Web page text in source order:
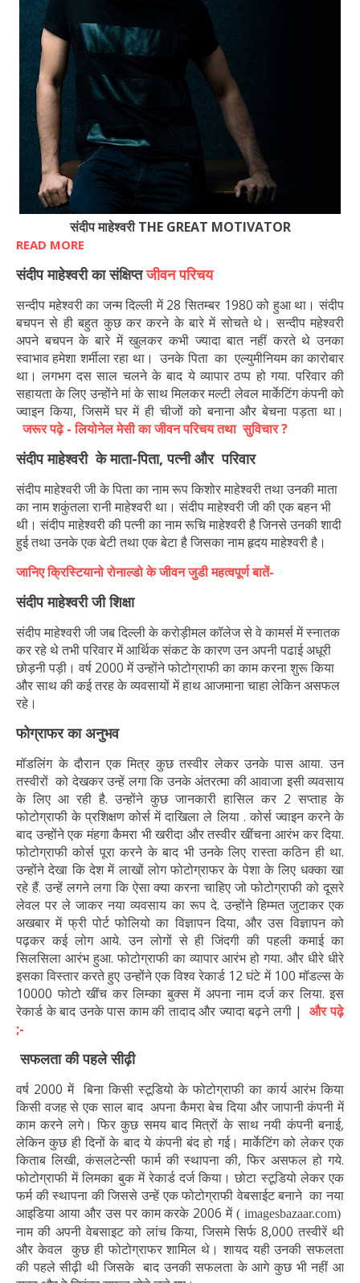
संदीप माहेश्वरी THE GREAT MOTIVATOR
READ MORE
संदीप माहेश्वरी का संक्षिप्तजीवन परिचय
सन्दीप महेश्वरी का जन्म दिल्ली में 28 सितम्बर 1980 को हुआ था। संदीप
बचपन से ही बहुत कुछ कर करने के बारे में सोचते थे। सन्दीप महेश्वरी
अपने बचपन के बारे में खुलकर कभी ज्यादा बात नहीं करते थे उनका
स्वाभाव हमेशा शर्मीला रहा था। उनके पिता का एल्युमीनियम का कारोबार
था। लगभग दस साल चलने के बाद ये व्यापार ठप्प हो गया. परिवार की
सहायता के लिए उन्होंने मां के साथ मिलकर मल्टी लेवल मार्केटिंग कंपनी को
ज्वाइन किया, जिसमें घर में ही चीजों को बनाना और बेचना पड़ता था।
जरूर पढ़े -लियोनेल मेसी का जीवन परिचय तथा सुविचार ?
संदीप माहेश्वरी के माता-पिता, पत्नी और परिवार
संदीप माहेश्वरी जी के पिता का नाम रूप किशोर माहेश्वरी तथा उनकी माता
का नाम शकुंतला रानी माहेश्वरी था। संदीप माहेश्वरी जी की एक बहन भी
थी। संदीप माहेश्वरी की पत्नी का नाम रूचि माहेश्वरी है जिनसे उनकी शादी
हुई तथा उनके एक बेटी तथा एक बेटा है जिसका नाम हृदय माहेश्वरी है।
जानिए क्रिस्टियानो रोनाल्डो के जीवन जुडी महत्वपूर्ण बातें-
संदीप माहेश्वरी जी शिक्षा
संदीप माहेश्वरी जी जब दिल्ली के करोड़ीमल कॉलेज से वे कामर्स में स्नातक
कर रहे थे तभी परिवार में आर्थिक संकट के कारण उन अपनी पढाई अधूरी
छोड़नी पड़ी। वर्ष 2000 में उन्होंने फोटोग्राफी का काम करना शुरू किया
और साथ की कई तरह के व्यवसायों में हाथ आजमाना चाहा लेकिन असफल
रहे।
फोग्राफर का अनुभव
मॉडलिंग के दौरान एक मित्र कुछ तस्वीर लेकर उनके पास आया. उन
तस्वीरों को देखकर उन्हें लगा कि उनके अंतरत्मा की आवाजा इसी व्यवसाय
के लिए आ रही है. उन्होंने कुछ जानकारी हासिल कर 2 सप्ताह के
फोटोग्राफी के प्रशिक्षण कोर्स में दाखिला ले लिया . कोर्स ज्वाइन करने के
बाद उन्होंने एक मंहगा कैमरा भी खरीदा और तस्वीर खींचना आरंभ कर दिया.
फोटोग्राफी कोर्स पूरा करने के बाद भी उनके लिए रास्ता कठिन ही था.
उन्होंने देखा कि देश में लाखों लोग फोटोग्राफर के पेशा के लिए धक्का खा
रहे हैं. उन्हें लगने लगा कि ऐसा क्या करना चाहिए जो फोटोग्राफी को दूसरे
लेवल पर ले जाकर नया व्यवसाय का रूप दे. उन्होंने हिम्मत जुटाकर एक
अखबार में फ्री पोर्ट फोलियो का विज्ञापन दिया, और उस विज्ञापन को
पढ़कर कई लोग आये. उन लोगों से ही जिंदगी की पहली कमाई का
सिलसिला आरंभ हुआ. फोटोग्राफी का व्यापार आरंभ हो गया. और धीरे धीरे
इसका विस्तार करते हुए उन्होंने एक विश्व रेकार्ड 12 घंटे में 100 मॉडल्स के
10000 फोटो खींच कर लिम्का बुक्स में अपना नाम दर्ज कर लिया. इस
रेकार्ड के बाद उनके पास काम की तादाद और ज्यादा बढ़ने लगी |
और पढ़े
;-
सफलता की पहले सीढ़ी
वर्ष 2000 में बिना किसी स्टूडियो के फोटोग्राफी का कार्य आरंभ किया
किसी वजह से एक साल बाद अपना कैमरा बेच दिया और जापानी कंपनी में
काम करने लगे। फिर कुछ समय बाद मित्रों के साथ नयी कंपनी बनाई,
लेकिन कुछ ही दिनों के बाद ये कंपनी बंद हो गई। मार्केटिंग को लेकर एक
किताब लिखी, कंसलटेन्सी फार्म की स्थापना की, फिर असफल हो गये.
फोटोग्राफी में लिमका बुक में रेकार्ड दर्ज किया। छोटा स्टूडियो लेकर एक
फर्म की स्थापना की जिससे उन्हें एक फोटोग्राफी वेबसाईट बनाने का नया
आइडिया आया और उस पर काम करके 2006 में( imagesbazaar.com)
नाम की अपनी वेबसाइट को लांच किया, जिसमे सिर्फ 8,000 तस्वीरें थी
और केवल कुछ ही फोटोग्राफर शामिल थे। शायद यही उनकी सफलता
की पहले सीढ़ी थी जिसके बाद उनकी सफलता के आगे कुछ भी नहीं आ